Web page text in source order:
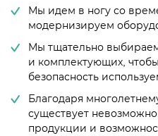
Мы идем в ногу со
модернизируем
Мы тщательно
и комплектующих,
безопасность
Благодаря
существует
продукции и